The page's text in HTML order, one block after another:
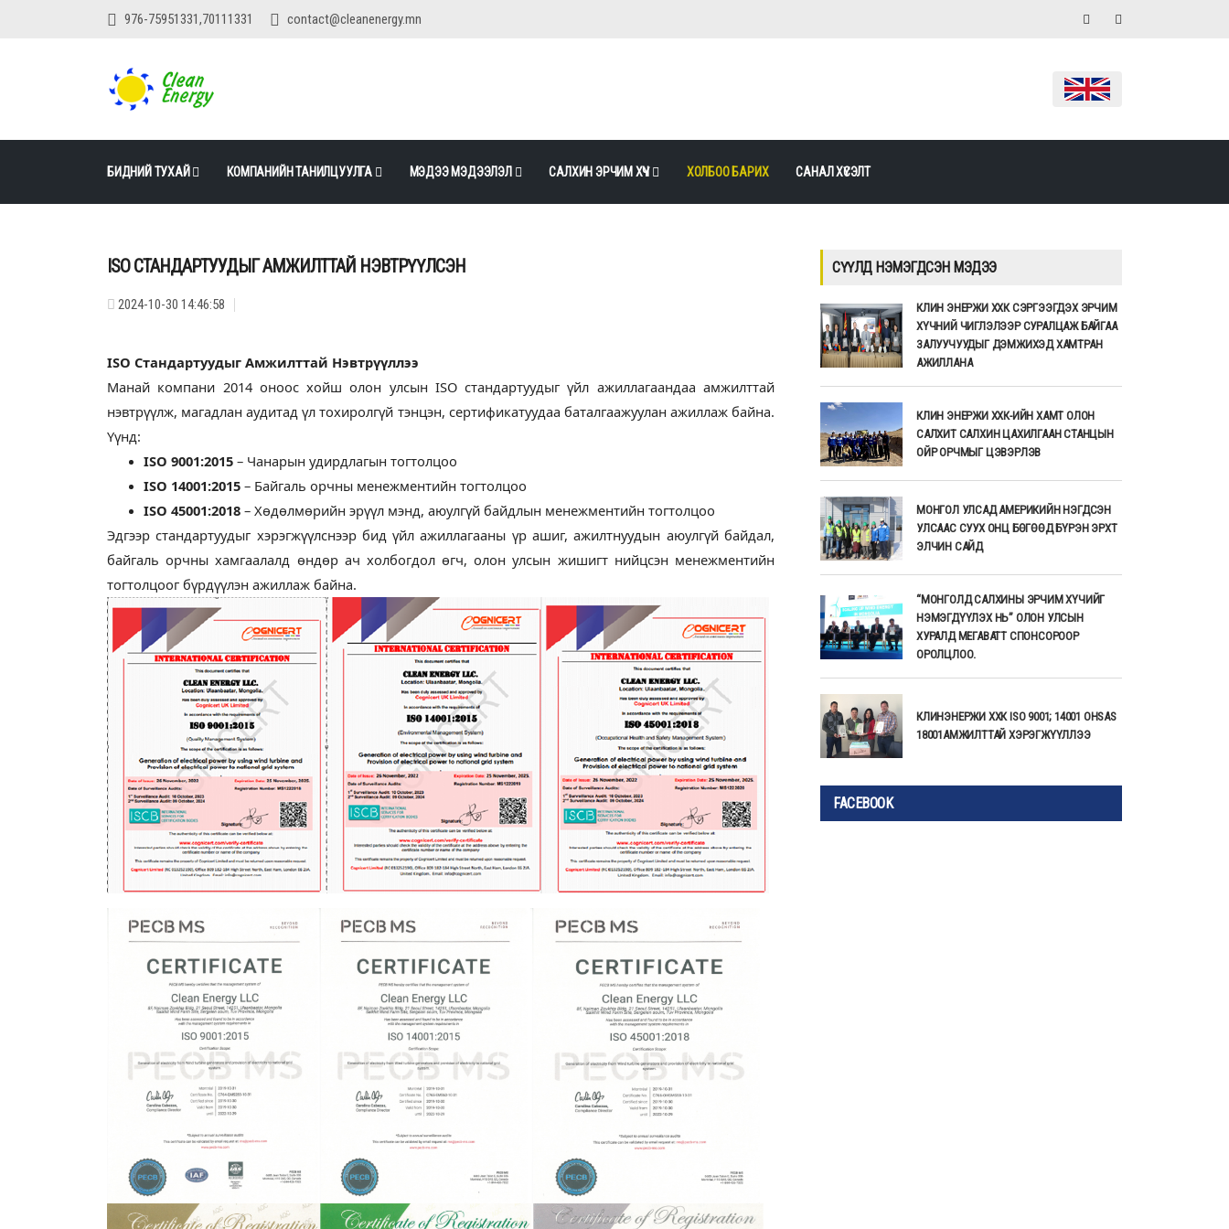
976-75951331,70111331 contact@cleanenergy.mn
БИДНИЙ ТУХАЙ КОМПАНИЙН ТАНИЛЦУУЛГА МЭДЭЭ МЭДЭЭЛЭЛ САЛХИН ЭРЧИМ ХҮЧ ХОЛБОО БАРИХ САНАЛ ХҮСЭЛТ
ISO СТАНДАРТУУДЫГ АМЖИЛТТАЙ НЭВТРҮҮЛСЭН
2024-10-30 14:46:58
ISO Стандартуудыг Амжилттай Нэвтрүүллээ
Манай компани 2014 оноос хойш олон улсын ISO стандартуудыг үйл ажиллагаандаа амжилттай
нэвтрүүлж, магадлан аудитад үл тохиролгүй тэнцэн, сертификатуудаа баталгаажуулан ажиллаж байна.
Үүнд:
ISO 9001:2015 – Чанарын удирдлагын тогтолцоо
ISO 14001:2015 – Байгаль орчны менежментийн тогтолцоо
ISO 45001:2018 – Хөдөлмөрийн эрүүл мэнд, аюулгүй байдлын менежментийн тогтолцоо
Эдгээр стандартуудыг хэрэгжүүлснээр бид үйл ажиллагааны үр ашиг, ажилтнуудын аюулгүй байдал,
байгаль орчны хамгаалалд өндөр ач холбогдол өгч, олон улсын жишигт нийцсэн менежментийн
тогтолцоог бүрдүүлэн ажиллаж байна.
СҮҮЛД НЭМЭГДСЭН МЭДЭЭ
КЛИН ЭНЕРЖИ ХХК СЭРГЭЭГДЭХ ЭРЧИМ
ХҮЧНИЙ ЧИГЛЭЛЭЭР СУРАЛЦАЖ БАЙГАА
ЗАЛУУЧУУДЫГ ДЭМЖИХЭД ХАМТРАН
АЖИЛЛАНА
КЛИН ЭНЕРЖИ ХХК-ИЙН ХАМТ ОЛОН
САЛХИТ САЛХИН ЦАХИЛГААН СТАНЦЫН
ОЙР ОРЧМЫГ ЦЭВЭРЛЭВ
МОНГОЛ УЛСАД АМЕРИКИЙН НЭГДСЭН
УЛСААС СУУХ ОНЦ БӨГӨӨД БҮРЭН ЭРХТ
ЭЛЧИН САЙД
“МОНГОЛД САЛХИНЫ ЭРЧИМ ХҮЧИЙГ
НЭМЭГДҮҮЛЭХ НЬ” ОЛОН УЛСЫН
ХУРАЛД МЕГАВАТТ СПОНСОРООР
ОРОЛЦЛОО.
КЛИНЭНЕРЖИ ХХК ISO 9001; 14001 OHSAS
18001АМЖИЛТТАЙ ХЭРЭГЖҮҮЛЛЭЭ
FACEBOOK